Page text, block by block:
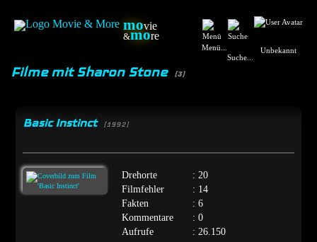
movie
&more
Menü...
Suche...
Unbekannt
Filme mit Sharon Stone (3)
Basic Instinct [1992]
Drehorte
: 20
Filmfehler
: 14
Fakten
: 6
Kommentare
: 0
Aufrufe
: 26.150